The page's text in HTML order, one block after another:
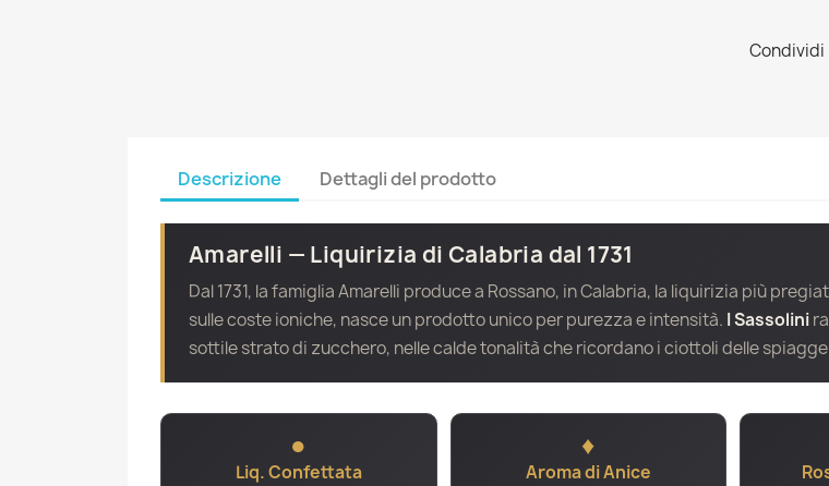
Condividi
Descrizione Dettagli del prodotto
Amarelli — Liquirizia di Calabria dal 1731
Dal 1731, la famiglia Amarelli produce a Rossano, in Calabria, la liquirizia più
sulle coste ioniche, nasce un prodotto unico per purezza e intensità. I Sassolini
sottile strato di zucchero, nelle calde tonalità che ricordano i ciottoli delle
●
Liq. Confettata
♦
Aroma di Anice